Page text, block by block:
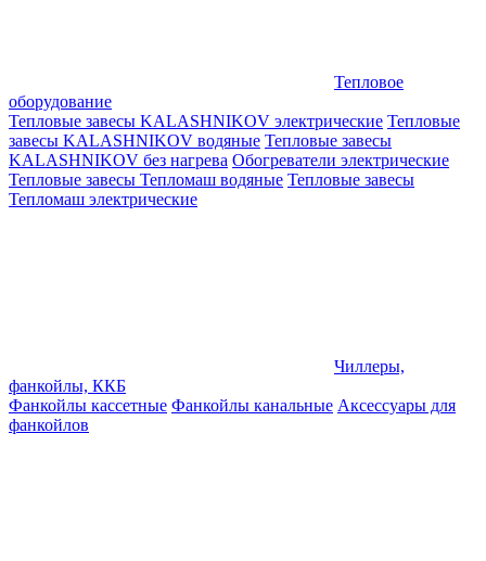
Тепловое
оборудование
Тепловые завесы KALASHNIKOV электрические Тепловые
завесы KALASHNIKOV водяные Тепловые завесы
KALASHNIKOV без нагрева Обогреватели электрические
Тепловые завесы Тепломаш водяные Тепловые завесы
Тепломаш электрические
Чиллеры,
фанкойлы, ККБ
Фанкойлы кассетные Фанкойлы канальные Аксессуары для
фанкойлов